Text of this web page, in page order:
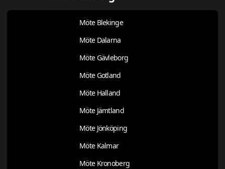
Möte Blekinge
Möte Dalarna
Möte Gävleborg
Möte Gotland
Möte Halland
Möte Jämtland
Möte Jönköping
Möte Kalmar
Möte Kronoberg